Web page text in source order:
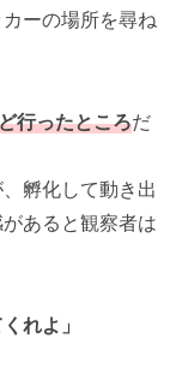
ーの場所を尋ね
行ったところだ
孵化して動き出
あると観察者は
れよ」